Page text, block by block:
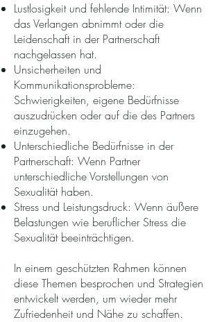
Lustlosigkeit und fehlende Intimität: Wenn
das Verlangen abnimmt oder die
Leidenschaft in der Partnerschaft
nachgelassen hat.
Unsicherheiten und
Kommunikationsprobleme:
Schwierigkeiten, eigene Bedürfnisse
auszudrücken oder auf die des Partners
einzugehen.
Unterschiedliche Bedürfnisse in der
Partnerschaft: Wenn Partner
unterschiedliche Vorstellungen von
Sexualität haben.
Stress und Leistungsdruck: Wenn äußere
Belastungen wie beruflicher Stress die
Sexualität beeinträchtigen.
In einem geschützten Rahmen können
diese Themen besprochen und Strategien
entwickelt werden, um wieder mehr
Zufriedenheit und Nähe zu schaffen.